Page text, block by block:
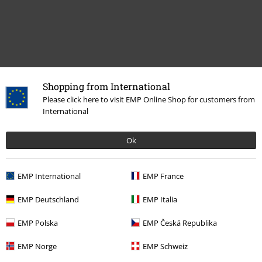
Shopping from International
Please click here to visit EMP Online Shop for customers from
International
Ok
EMP International EMP France
EMP Deutschland EMP Italia
EMP Polska EMP Česká Republika
EMP Norge EMP Schweiz
Pokémon
Gaming Top gaming merch Nintendo